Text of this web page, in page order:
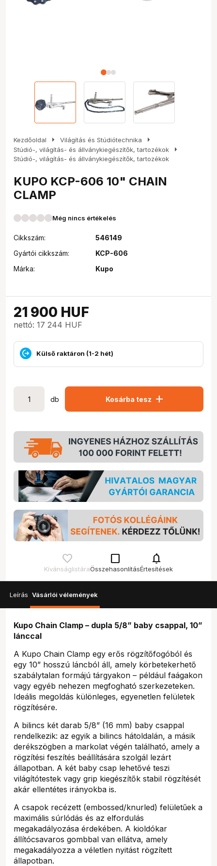
Kezdőoldal arrow_right Világítás és Stúdiótechnika arrow_right
Stúdió-, világítás- és állványkiegészítők, tartozékok arrow_right
Stúdió-, világítás- és állványkiegészítők, tartozékok
KUPO KCP-606 10" CHAIN
CLAMP
Még nincs értékelés
Cikkszám:
546149
Gyártói cikkszám:
KCP-606
Márka:
Kupo
21 900 HUF
nettó: 17 244 HUF
Külső raktáron (1-2 hét)
db Kosárba tesz add
Kívánságlistára
check_box_outline_blank
Összehasonlítás
notifications
Értesítések
Leírás Vásárlói vélemények
Kupo Chain Clamp – dupla 5/8” baby csappal, 10”
lánccal
A Kupo Chain Clamp egy erős rögzítőfogóból és
egy 10” hosszú láncból áll, amely körbetekerhető
szabálytalan formájú tárgyakon – például faágakon
vagy egyéb nehezen megfogható szerkezeteken.
Ideális megoldás különleges, egyenetlen felületek
rögzítésére.
A bilincs két darab 5/8” (16 mm) baby csappal
rendelkezik: az egyik a bilincs hátoldalán, a másik
derékszögben a markolat végén található, amely a
rögzítési feszítés beállítására szolgál lezárt
állapotban. A két baby csap lehetővé teszi
világítótestek vagy grip kiegészítők stabil rögzítését
akár ellentétes irányokba is.
A csapok recézett (embossed/knurled) felületűek a
maximális súrlódás és az elfordulás
megakadályozása érdekében. A kioldókar
állítócsavaros gombbal van ellátva, amely
megakadályozza a véletlen nyitást rögzített
állapotban.